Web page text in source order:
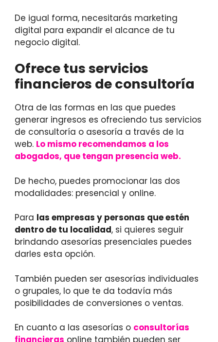
De igual forma, necesitarás marketing
digital para expandir el alcance de tu
negocio digital.
Ofrece tus servicios
financieros de consultoría
Otra de las formas en las que puedes
generar ingresos es ofreciendo tus servicios
de consultoría o asesoría a través de la
web. Lo mismo recomendamos a los
abogados, que tengan presencia web.
De hecho, puedes promocionar las dos
modalidades: presencial y online.
Para las empresas y personas que estén
dentro de tu localidad, si quieres seguir
brindando asesorías presenciales puedes
darles esta opción.
También pueden ser asesorías individuales
o grupales, lo que te da todavía más
posibilidades de conversiones o ventas.
En cuanto a las asesorías o consultorías
financieras online también pueden ser